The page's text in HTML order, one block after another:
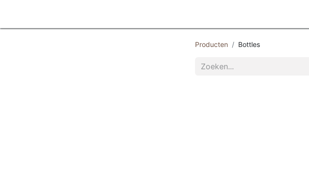
Producten Bottles